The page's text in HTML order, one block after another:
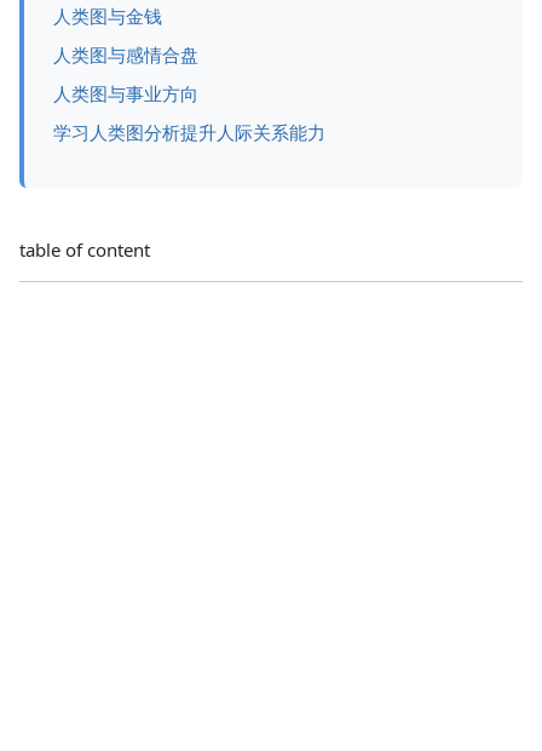
人类图与金钱
人类图与感情合盘
人类图与事业方向
学习人类图分析提升人际关系能力
table of content